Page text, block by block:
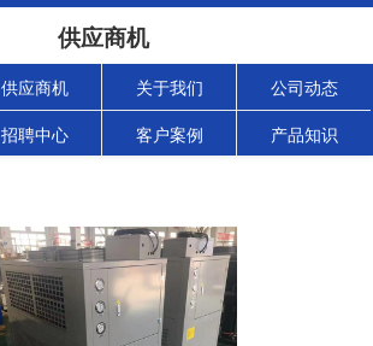
供应商机
供应商机 关于我们 公司动态
招聘中心 客户案例 产品知识